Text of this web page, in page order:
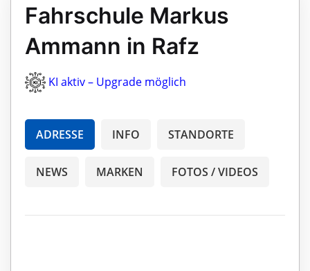
Fahrschule Markus
Ammann in Rafz
KI aktiv – Upgrade möglich
ADRESSE INFO STANDORTE
NEWS MARKEN FOTOS / VIDEOS